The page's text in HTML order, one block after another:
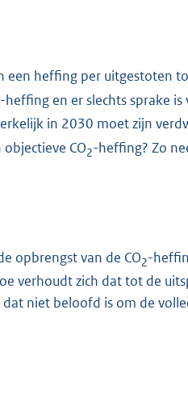
heffing per uitgestoten
-heffing en er slechts sprake
in 2030 moet zijn
CO2-heffing? Zo
opbrengst van de CO2-
verhoudt zich dat tot de
niet beloofd is om de